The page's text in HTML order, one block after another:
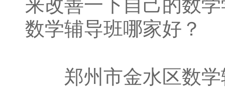
来改善一下自己的数
数学辅导班哪家好？
郑州市金水区数学